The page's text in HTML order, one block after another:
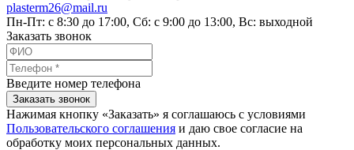
plasterm26@mail.ru
Пн-Пт: с 8:30 до 17:00, Сб: с 9:00 до 13:00, Вс: выходной
Заказать звонок
Введите номер телефона
Заказать звонок
Нажимая кнопку «Заказать» я соглашаюсь с условиями
Пользовательского соглашения и даю свое согласие на
обработку моих персональных данных.